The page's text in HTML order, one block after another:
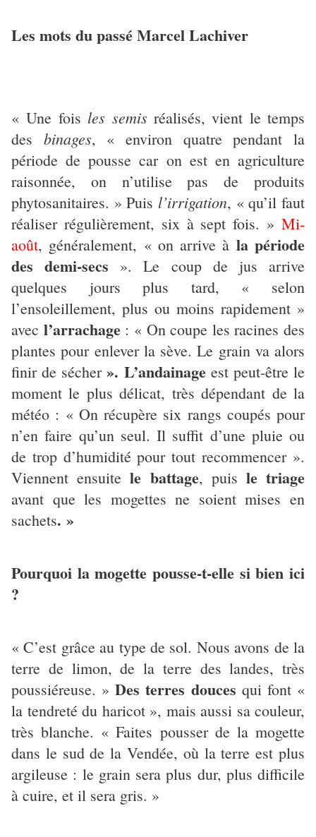
Les mots du passé Marcel Lachiver
« Une fois les semis réalisés, vient le temps
des binages, « environ quatre pendant la
période de pousse car on est en agriculture
raisonnée, on n’utilise pas de produits
phytosanitaires. » Puis l’irrigation, « qu’il faut
réaliser régulièrement, six à sept fois. » Mi-
août, généralement, « on arrive à la période
des demi-secs ». Le coup de jus arrive
quelques jours plus tard, « selon
l’ensoleillement, plus ou moins rapidement »
avec l’arrachage: « On coupe les racines des
plantes pour enlever la sève. Le grain va alors
finir de sécher». L’andainageest peut-être le
moment le plus délicat, très dépendant de la
météo : « On récupère six rangs coupés pour
n’en faire qu’un seul. Il suffit d’une pluie ou
de trop d’humidité pour tout recommencer ».
Viennent ensuitele battage, puis le triage
avant que les mogettes ne soient mises en
sachets. »
Pourquoi la mogette pousse-t-elle si bien ici
?
« C’est grâce au type de sol. Nous avons de la
terre de limon, de la terre des landes, très
poussiéreuse. »Des terres douces qui font «
la tendreté du haricot », mais aussi sa couleur,
très blanche. « Faites pousser de la mogette
dans le sud de la Vendée, où la terre est plus
argileuse : le grain sera plus dur, plus difficile
à cuire, et il sera gris. »